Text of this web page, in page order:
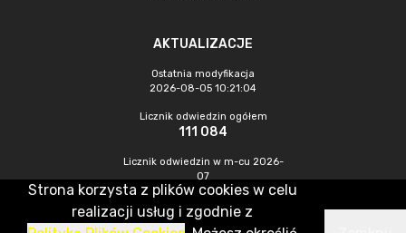
AKTUALIZACJE
Ostatnia modyfikacja
2026-08-05 10:21:04
Licznik odwiedzin ogółem
111 084
Licznik odwiedzin w m-cu 2026-
07
1 193
Strona korzysta z plików cookies w celu
realizacji usług i zgodnie z